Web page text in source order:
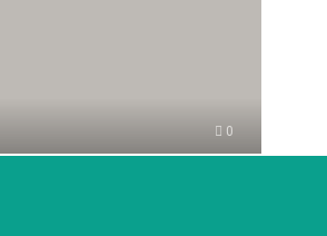
0